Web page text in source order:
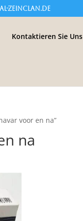
zeinclan.de
Kontaktieren Sie Uns
voor en na”
na